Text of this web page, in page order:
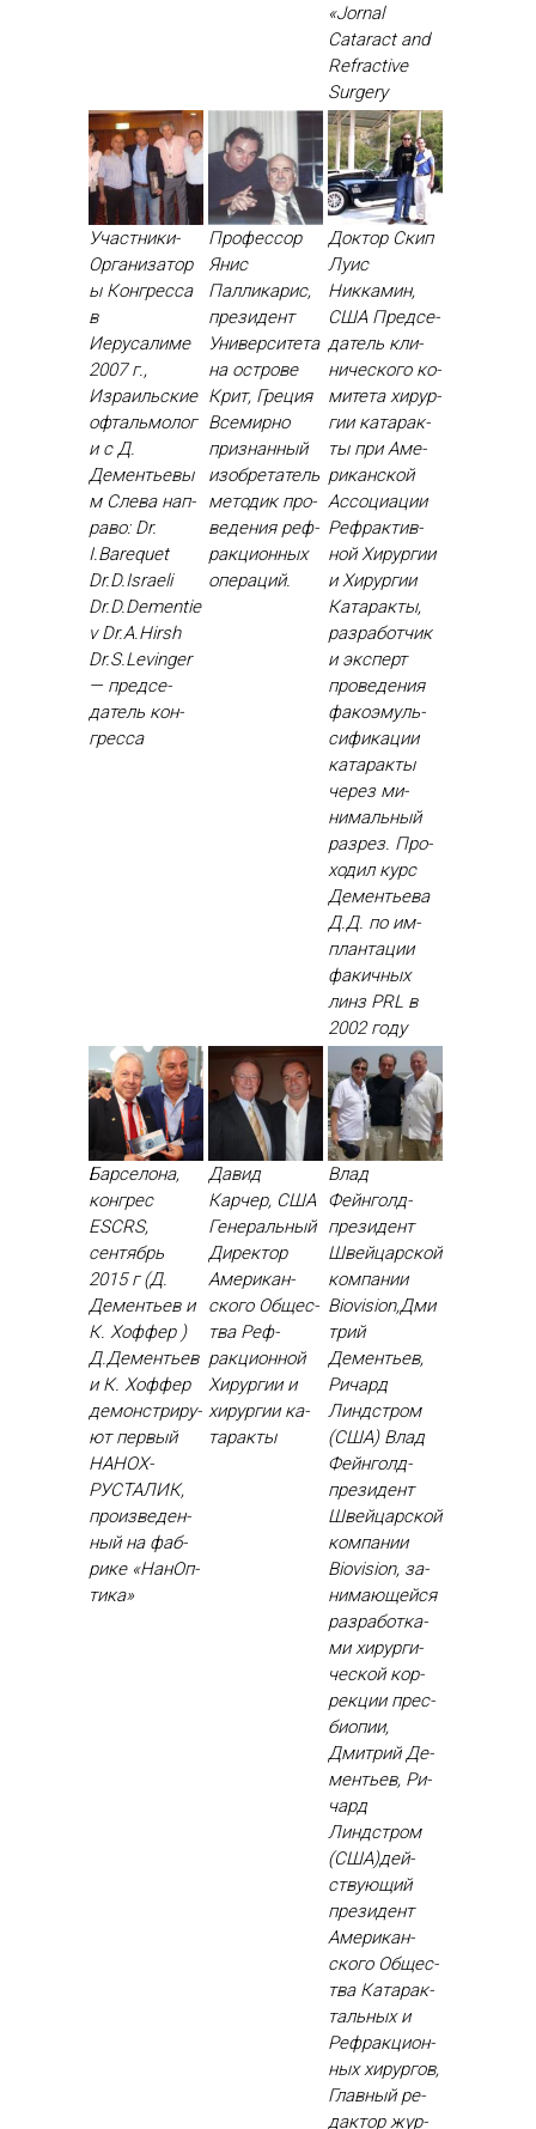
«Jornal
Cataract and
Refractive
Surgery
Участники-
Организатор
ы Конгресса
в
Иерусалиме
2007 г.,
Израильские
офтальмолог
и с Д.
Дементьевы
м Сле­ва нап­
ра­во: Dr.
I.Barequet
Dr.D.Israeli
Dr.D.Dementie
v Dr.A.Hirsh
Dr.S.Levinger
— пред­се­
датель кон­
грес­са
Профессор
Янис
Палликарис,
президент
Университета
на острове
Крит, Греция
Все­мир­но
приз­нанный
изоб­ре­татель
ме­тодик про­
веде­ния реф­
ракци­он­ных
опе­раций.
Доктор Скип
Луис
Никкамин,
США Пред­се­
датель кли­
ничес­ко­го ко­
мите­та хи­рур­
гии ка­тарак­
ты при Аме­
рикан­ской
Ас­со­ци­ации
Реф­рактив­
ной Хи­рур­гии
и Хи­рур­гии
Ка­тарак­ты,
раз­ра­бот­чик
и эк­сперт
про­веде­ния
фа­ко­эмуль­
си­фика­ции
ка­тарак­ты
че­рез ми­
нималь­ный
раз­рез. Про­
ходил курс
Де­менть­ева
Д.Д. по им­
план­та­ции
фа­кич­ных
линз PRL в
2002 го­ду
Барселона,
конгрес
ESCRS,
сентябрь
2015 г (Д.
Дементьев и
К. Хоффер )
Д.Де­менть­ев
и К. Хоф­фер
де­монс­три­ру­
ют пер­вый
НА­НОХ­
РУСТА­ЛИК,
про­из­ве­ден­
ный на фаб­
ри­ке «На­нОп­
ти­ка»
Давид
Карчер, США
Ге­нераль­ный
Ди­рек­тор
Аме­рикан­
ско­го Об­щес­
тва Реф­
ракци­он­ной
Хи­рур­гии и
хи­рур­гии ка­
тарак­ты
Влад
Фейнголд-
президент
Швейцарской
компании
Biovision,Дми
трий
Дементьев,
Ричард
Линдстром
(США) Влад
Фей­нголд-
пре­зидент
Швей­цар­ской
ком­па­нии
Biovision, за­
нима­ющей­ся
раз­ра­бот­ка­
ми хи­рур­ги­
чес­кой кор­
рекции прес­
би­опии,
Дмит­рий Де­
менть­ев, Ри­
чард
Линдстром
(США)дей­
ству­ющий
пре­зидент
Аме­рикан­
ско­го Об­щес­
тва Ка­тарак­
таль­ных и
Реф­ракци­он­
ных хи­рур­гов,
Глав­ный ре­
дак­тор жур­